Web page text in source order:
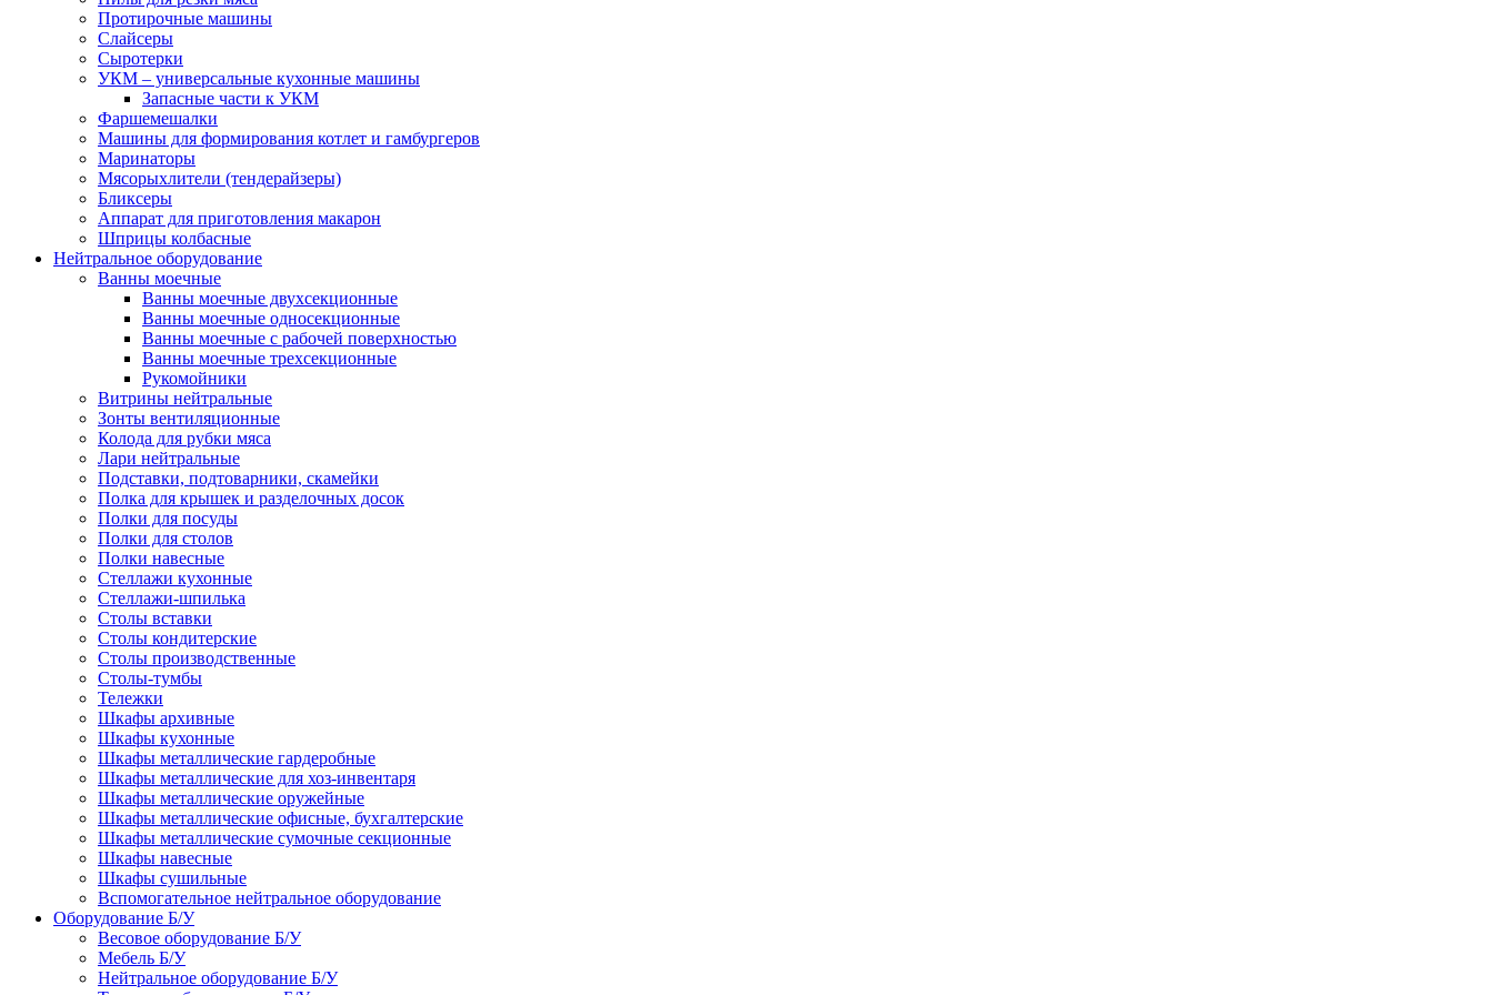
Протирочные машины
Слайсеры
Сыротерки
УКМ – универсальные кухонные машины
Запасные части к УКМ
Фаршемешалки
Машины для формирования котлет и гамбургеров
Маринаторы
Мясорыхлители (тендерайзеры)
Бликсеры
Аппарат для приготовления макарон
Шприцы колбасные
Нейтральное оборудование
Ванны моечные
Ванны моечные двухсекционные
Ванны моечные односекционные
Ванны моечные с рабочей поверхностью
Ванны моечные трехсекционные
Рукомойники
Витрины нейтральные
Зонты вентиляционные
Колода для рубки мяса
Лари нейтральные
Подставки, подтоварники, скамейки
Полка для крышек и разделочных досок
Полки для посуды
Полки для столов
Полки навесные
Стеллажи кухонные
Стеллажи-шпилька
Столы вставки
Столы кондитерские
Столы производственные
Столы-тумбы
Тележки
Шкафы архивные
Шкафы кухонные
Шкафы металлические гардеробные
Шкафы металлические для хоз-инвентаря
Шкафы металлические оружейные
Шкафы металлические офисные, бухгалтерские
Шкафы металлические сумочные секционные
Шкафы навесные
Шкафы сушильные
Вспомогательное нейтральное оборудование
Оборудование Б/У
Весовое оборудование Б/У
Мебель Б/У
Нейтральное оборудование Б/У